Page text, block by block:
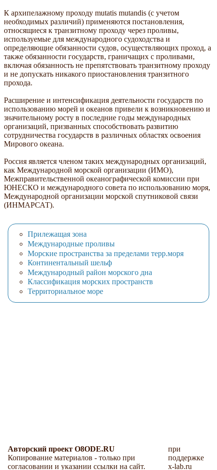
К архипелажному проходу mutatis mutandis (с учетом
необходимых различий) применяются постановления,
относящиеся к транзитному проходу через проливы,
используемые для международного судоходства и
определяющие обязанности судов, осуществляющих проход, а
также обязанности государств, граничащих с проливами,
включая обязанность не препятствовать транзитному проходу
и не допускать никакого приостановления транзитного
прохода.
Расширение и интенсификация деятельности государств по
использованию морей и океанов привели к возникновению и
значительному росту в последние годы международных
организаций, призванных способствовать развитию
сотрудничества государств в различных областях освоения
Мирового океана.
Россия является членом таких международных организаций,
как Международной морской организации (ИМО),
Межправительственной океанографической комиссии при
ЮНЕСКО и международного совета по использованию моря,
Международной организации морской спутниковой связи
(ИНМАРСАТ).
Прилежащая зона
Международные проливы
Морские пространства за пределами терр.моря
Континентальный шельф
Международный район морского дна
Классификация морских пространств
Территориальное море
Авторский проект O8ODE.RU
Копирование материалов - только при
согласовании и указании ссылки на сайт.
при
поддержке
x-lab.ru